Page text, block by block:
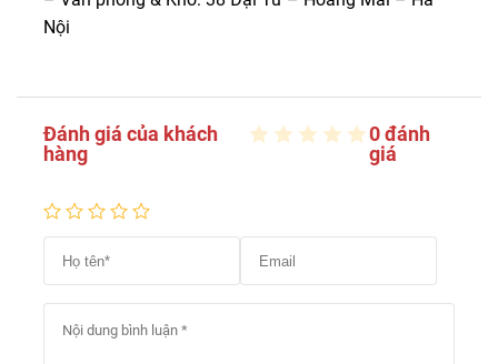
Nội
Đánh giá của khách
hàng
0 đánh
giá